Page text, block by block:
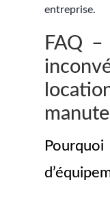
entreprise.
FAQ –